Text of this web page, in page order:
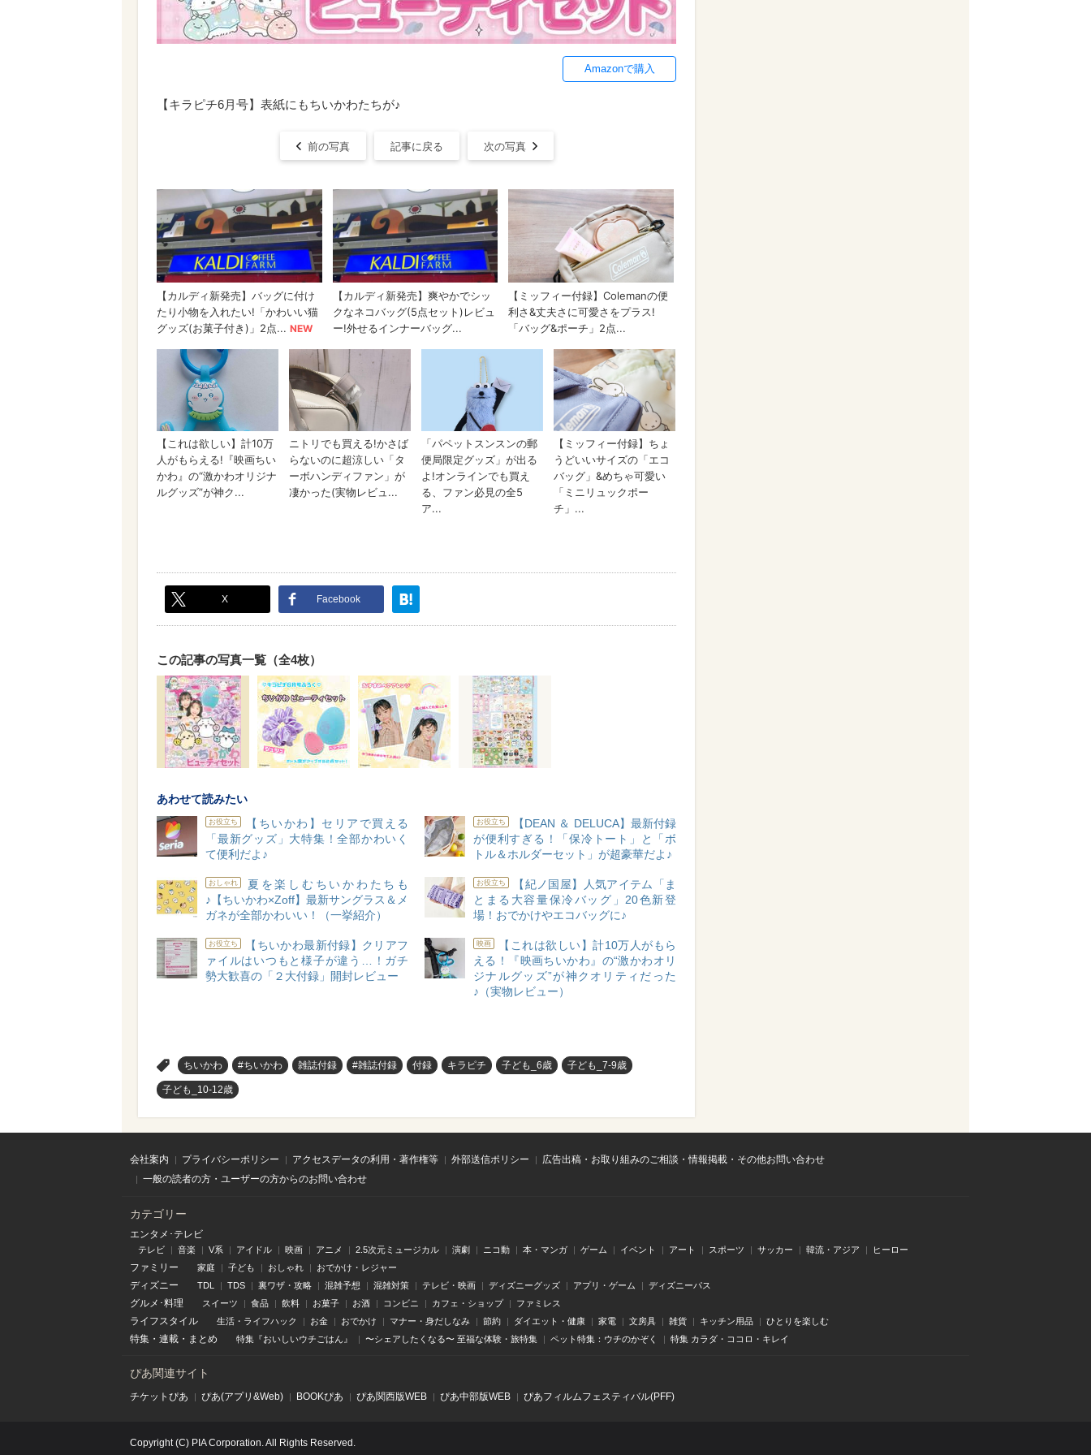
Amazonで購入
【キラピチ6月号】表紙にもちいかわたちが♪
前の写真 記事に戻る 次の写真
X Facebook
この記事の写真一覧（全4枚）
あわせて読みたい
お役立ち
【ちいかわ】セリアで買える
「最新グッズ」大特集！全部かわいく
て便利だよ♪
お役立ち
【DEAN ＆ DELUCA】最新付録
が便利すぎる！「保冷トート」と「ボ
トル＆ホルダーセット」が超豪華だよ♪
おしゃれ
夏を楽しむちいかわたちも
♪【ちいかわ×Zoff】最新サングラス＆メ
ガネが全部かわいい！（一挙紹介）
お役立ち
【紀ノ国屋】人気アイテム「ま
とまる大容量保冷バッグ」20色新登
場！おでかけやエコバッグに♪
お役立ち
【ちいかわ最新付録】クリアフ
ァイルはいつもと様子が違う…！ガチ
勢大歓喜の「２大付録」開封レビュー
映画
【これは欲しい】計10万人がもら
える！『映画ちいかわ』の“激かわオリ
ジナルグッズ”が神クオリティだった
♪（実物レビュー）
ちいかわ #ちいかわ 雑誌付録 #雑誌付録 付録 キラピチ 子ども_6歳 子ども_7-9歳
子ども_10-12歳
会社案内 プライバシーポリシー アクセスデータの利用・著作権等 外部送信ポリシー
広告出稿・お取り組みのご相談・情報掲載・その他お問い合わせ
一般の読者の方・ユーザーの方からのお問い合わせ
カテゴリー
エンタメ･テレビ
テレビ 音楽 V系 アイドル 映画 アニメ 2.5次元ミュージカル 演劇 ニコ動 本・マンガ ゲーム イベント アート スポーツ サッカー 韓流・アジア ヒーロー
ファミリー 家庭 子ども おしゃれ おでかけ・レジャー
ディズニー TDL TDS 裏ワザ・攻略 混雑予想 混雑対策 テレビ・映画 ディズニーグッズ アプリ・ゲーム ディズニーパス
グルメ･料理 スイーツ 食品 飲料 お菓子 お酒 コンビニ カフェ・ショップ ファミレス
ライフスタイル 生活・ライフハック お金 おでかけ マナー・身だしなみ 節約 ダイエット・健康 家電 文房具 雑貨 キッチン用品 ひとりを楽しむ
特集 ・ 連載 ・ まとめ 特集『おいしいウチごはん』 〜シェアしたくなる〜 至福な体験・旅特集 ペット特集：ウチのかぞく 特集 カラダ・ココロ・キレイ
ぴあ関連サイト
チケットぴあ ぴあ(アプリ&Web) BOOKぴあ ぴあ関⻄版WEB ぴあ中部版WEB ぴあフィルムフェスティバル(PFF)
Copyright (C) PIA Corporation. All Rights Reserved.